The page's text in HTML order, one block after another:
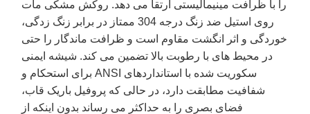
را با ظرافت مینیمالیستی ارتقا می دهد. روکش مشکی مات
روی استیل ضد زنگ درجه 304 ممتاز در برابر زنگ زدگی،
خوردگی و اثر انگشت مقاوم است و ظرافت ماندگار را حتی
در محیط های با رطوبت بالا تضمین می کند. شیشه ایمنی
سکوریت شده با استانداردهای ANSI برای استحکام و
شفافیت مطابقت دارد، در حالی که پروفیل باریک قاب،
فضای بصری را به حداکثر می رساند بدون اینکه از